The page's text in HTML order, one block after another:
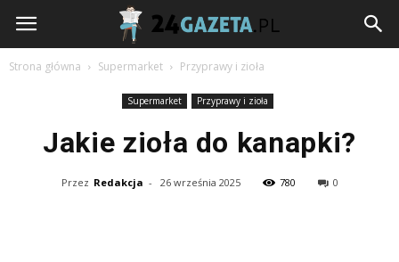
24gazeta.pl
Strona główna Supermarket Przyprawy i zioła
Supermarket Przyprawy i zioła
Jakie zioła do kanapki?
Przez Redakcja - 26 września 2025 780 0